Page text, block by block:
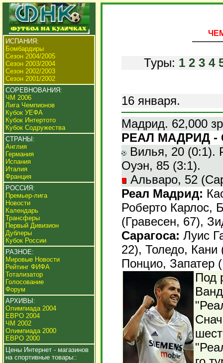
ИСПАНИЯ:
Бомбардиры
Сезон 2004/2005
Сезон 2003/2004
Сезон 2002/2003
Сезон 2001/2002
СОРЕВНОВАНИЯ:
ЧМ 2006
Лига Чемпионов
Кубок УЕФА
Кубок Интертото
Кубок Содружества
СТРАНЫ:
Англия
Германия
Испания
Италия
Франция
РОССИЯ:
Премьер-лига
Новости
Календарь
Трансферы
Первый Дивизион
Дублеры
Кубок России
РАЗНОЕ:
Мировые Новости
Рейтинг ФИФА
Тотализатор
Голосование
Форум
АРХИВЫ:
Олимпиада 2004
ЕВРО 2004
ЧМ 2002
Олимпиада 2000
ЕВРО 2000
Цены Интернет - магазинов
на спортивные товары::
Туры: 1 2 3 4
16 января.
Мадрид. 62,000
РЕАЛ МАДРИД -
Вилья, 20 (0:1).
Оуэн, 85 (3:1).
Альваро, 52
Реал Мадрид:
Роберто Карлос,
(Гравесен, 67),
Сарагоса: Луис
22), Толедо,
Понцио, Запатер
Под